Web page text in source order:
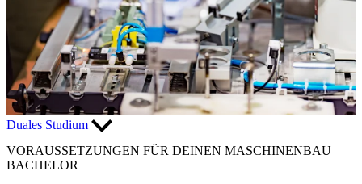
Duales Studium
VORAUSSETZUNGEN FÜR DEINEN MASCHINENBAU
BACHELOR